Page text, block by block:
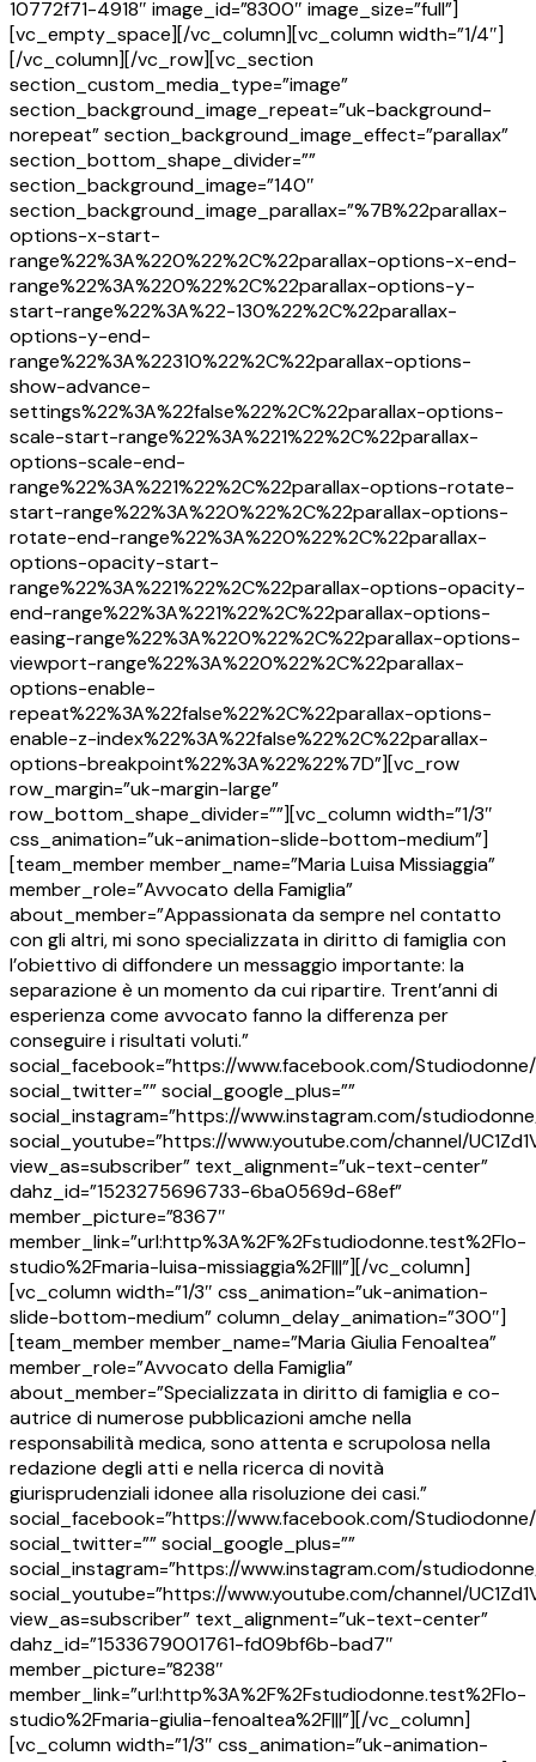
10772f71-4918″ image_id=”8300″ image_size=”full”]
[vc_empty_space][/vc_column][vc_column width=”1/4″]
[/vc_column][/vc_row][vc_section
section_custom_media_type=”image”
section_background_image_repeat=”uk-background-
norepeat” section_background_image_effect=”parallax”
section_bottom_shape_divider=””
section_background_image=”140″
section_background_image_parallax=”%7B%22parallax-
options-x-start-
range%22%3A%220%22%2C%22parallax-options-x-end-
range%22%3A%220%22%2C%22parallax-options-y-
start-range%22%3A%22-130%22%2C%22parallax-
options-y-end-
range%22%3A%22310%22%2C%22parallax-options-
show-advance-
settings%22%3A%22false%22%2C%22parallax-options-
scale-start-range%22%3A%221%22%2C%22parallax-
options-scale-end-
range%22%3A%221%22%2C%22parallax-options-rotate-
start-range%22%3A%220%22%2C%22parallax-options-
rotate-end-range%22%3A%220%22%2C%22parallax-
options-opacity-start-
range%22%3A%221%22%2C%22parallax-options-opacity-
end-range%22%3A%221%22%2C%22parallax-options-
easing-range%22%3A%220%22%2C%22parallax-options-
viewport-range%22%3A%220%22%2C%22parallax-
options-enable-
repeat%22%3A%22false%22%2C%22parallax-options-
enable-z-index%22%3A%22false%22%2C%22parallax-
options-breakpoint%22%3A%22%22%7D”][vc_row
row_margin=”uk-margin-large”
row_bottom_shape_divider=””][vc_column width=”1/3″
css_animation=”uk-animation-slide-bottom-medium”]
[team_member member_name=”Maria Luisa Missiaggia”
member_role=”Avvocato della Famiglia”
about_member=”Appassionata da sempre nel contatto
con gli altri, mi sono specializzata in diritto di famiglia con
l’obiettivo di diffondere un messaggio importante: la
separazione è un momento da cui ripartire. Trent’anni di
esperienza come avvocato fanno la differenza per
conseguire i risultati voluti.”
social_facebook=”https://www.facebook.com/
social_twitter=”” social_google_plus=””
social_instagram=”https://www.instagram.com/
social_youtube=”https://www.youtube.com/channel/
view_as=subscriber” text_alignment=”uk-text-center”
dahz_id=”1523275696733-6ba0569d-68ef”
member_picture=”8367″
member_link=”url:http%3A%2F%2Fstudiodonne.test%2Flo-
studio%2Fmaria-luisa-missiaggia%2F|||”][/vc_column]
[vc_column width=”1/3″ css_animation=”uk-animation-
slide-bottom-medium” column_delay_animation=”300″]
[team_member member_name=”Maria Giulia Fenoaltea”
member_role=”Avvocato della Famiglia”
about_member=”Specializzata in diritto di famiglia e co-
autrice di numerose pubblicazioni amche nella
responsabilità medica, sono attenta e scrupolosa nella
redazione degli atti e nella ricerca di novità
giurisprudenziali idonee alla risoluzione dei casi.”
social_facebook=”https://www.facebook.com/
social_twitter=”” social_google_plus=””
social_instagram=”https://www.instagram.com/
social_youtube=”https://www.youtube.com/channel/
view_as=subscriber” text_alignment=”uk-text-center”
dahz_id=”1533679001761-fd09bf6b-bad7″
member_picture=”8238″
member_link=”url:http%3A%2F%2Fstudiodonne.test%2Flo-
studio%2Fmaria-giulia-fenoaltea%2F|||”][/vc_column]
[vc_column width=”1/3″ css_animation=”uk-animation-